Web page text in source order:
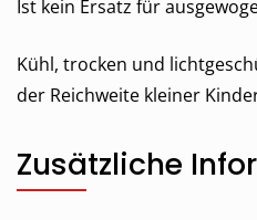
Ist kein Ersatz für
Kühl, trocken und
der Reichweite kleiner
Zusätzliche